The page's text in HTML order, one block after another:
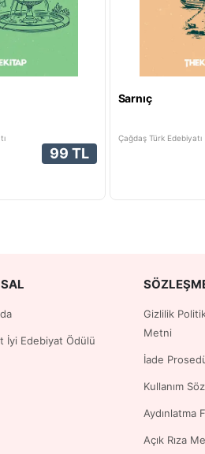
99 TL
Sarnıç
Çağdaş Türk Edebiyatı
İyi Edebiyat Ödülü
Gizlilik
Metni
İade
Kullanım
Aydınlatma
Açık Rıza